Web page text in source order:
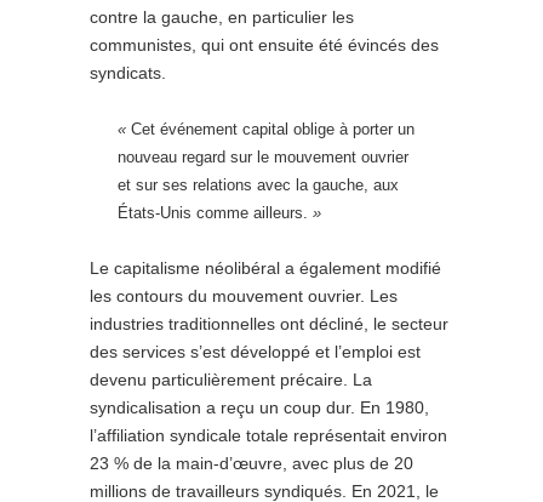
contre la gauche, en particulier les
communistes, qui ont ensuite été évincés des
syndicats.
« Cet événement capital oblige à porter un
nouveau regard sur le mouvement ouvrier
et sur ses relations avec la gauche, aux
États-Unis comme ailleurs. »
Le capitalisme néolibéral a également modifié
les contours du mouvement ouvrier. Les
industries traditionnelles ont décliné, le secteur
des services s’est développé et l’emploi est
devenu particulièrement précaire. La
syndicalisation a reçu un coup dur. En 1980,
l’affiliation syndicale totale représentait environ
23 % de la main-d’œuvre, avec plus de 20
millions de travailleurs syndiqués. En 2021, le